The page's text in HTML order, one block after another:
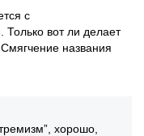
с
вот ли делает
названия
хорошо,